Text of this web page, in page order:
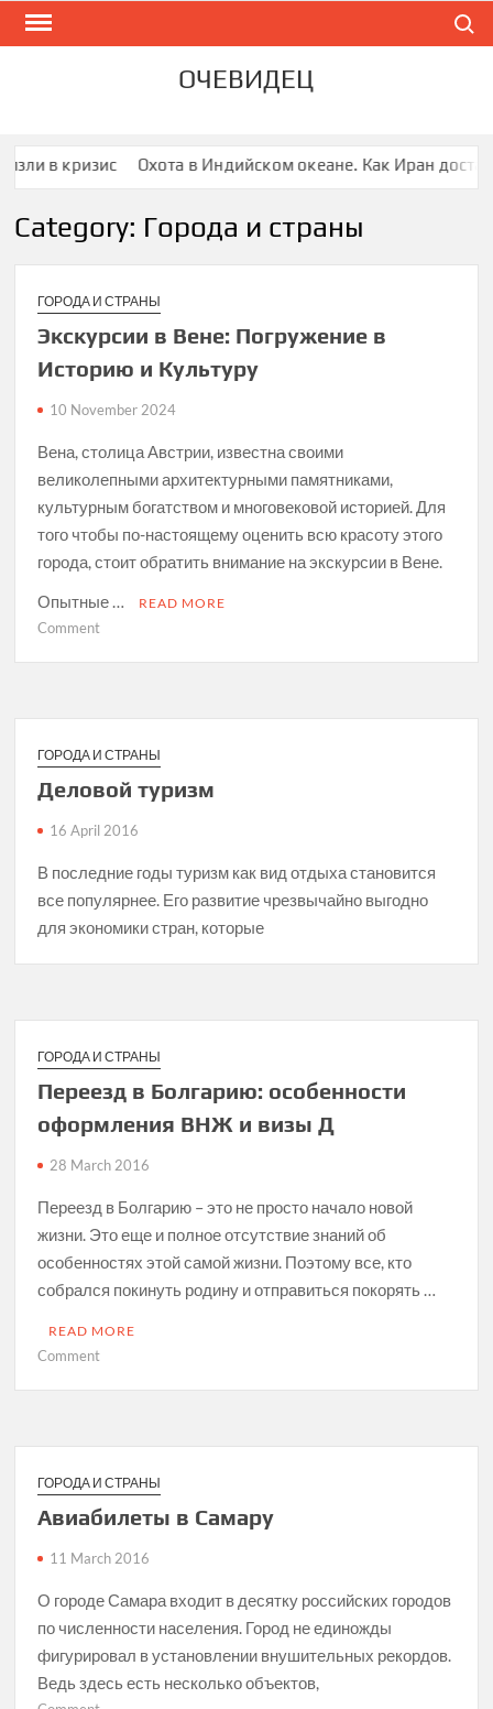
Skip
ОЧЕВИДЕЦ
в кризис Охота в Индийском океане. Как Иран достал
Category: Города и страны
ГОРОДА И СТРАНЫ
Экскурсии в Вене: Погружение в
Историю и Культуру
10 November 2024
Вена, столица Австрии, известна своими
великолепными архитектурными памятниками,
культурным богатством и многовековой историей. Для
того чтобы по-настоящему оценить всю красоту этого
города, стоит обратить внимание на экскурсии в Вене.
Опытные …
READ MORE
Commenton
Погружение
в
Историю
и
ГОРОДА И СТРАНЫ
Деловой туризм
16 April 2016
В последние годы туризм как вид отдыха становится
все популярнее. Его развитие чрезвычайно выгодно
для экономики стран, которые
ГОРОДА И СТРАНЫ
Переезд в Болгарию: особенности
оформления ВНЖ и визы Д
28 March 2016
Переезд в Болгарию – это не просто начало новой
жизни. Это еще и полное отсутствие знаний об
особенностях этой самой жизни. Поэтому все, кто
собрался покинуть родину и отправиться покорять …
READ MORE
Commenton
особенности
оформления
ВНЖ
и
ГОРОДА И СТРАНЫ
Авиабилеты в Самару
11 March 2016
О городе Самара входит в десятку российских городов
по численности населения. Город не единожды
фигурировал в установлении внушительных рекордов.
Ведь здесь есть несколько объектов,